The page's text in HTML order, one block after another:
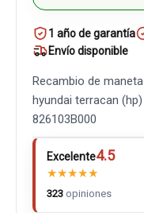
1 año de garantía
Envío disponible
Recambio de
hyundai terracan
826103B000
Excelente4.5
★★★★★
323 opiniones